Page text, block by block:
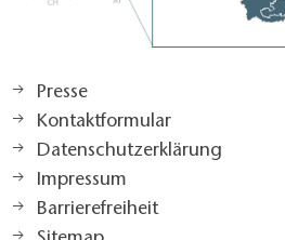
Presse
Kontaktformular
Datenschutzerklärung
Impressum
Barrierefreiheit